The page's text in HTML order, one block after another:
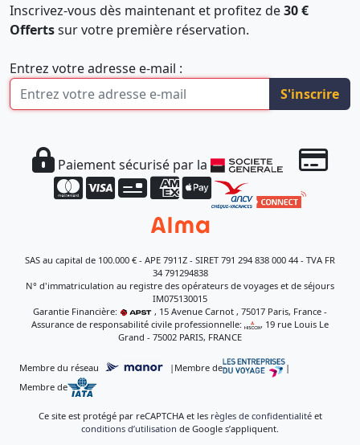
Inscrivez-vous dès maintenant et profitez de30 €
Offertssur votre première réservation.
Entrez votre adresse e-mail :
S'inscrire
Paiement sécurisé par la
SAS au capital de 100.000 € - APE 7911Z - SIRET 791 294 838 000 44 - TVA FR
34 791294838
N° d'immatriculation au registre des opérateurs de voyages et de séjours
IM075130015
Garantie Financière:
, 15 Avenue Carnot , 75017 Paris, France -
Assurance de responsabilité civile professionnelle:
, 19 rue Louis Le
Grand - 75002 PARIS, FRANCE
Membre du réseau | Membre de
|
Membre de
Ce site est protégé par reCAPTCHA et les règles de confidentialitéet
conditions d’utilisation de Google s’appliquent.